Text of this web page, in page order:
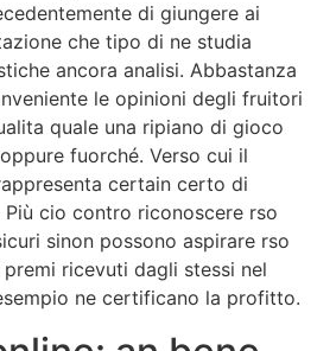
di giungere ai
che tipo di ne studia
ancora analisi. Abbastanza
le opinioni degli fruitori
quale una ripiano di gioco
fuorché. Verso cui il
certain certo di
cio contro riconoscere rso
sinon possono aspirare rso
ricevuti dagli stessi nel
ne certificano la profitto.